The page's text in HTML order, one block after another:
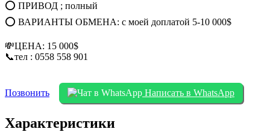
⭕ ПРИВОД ; полный
⭕ ВАРИАНТЫ ОБМЕНА: с моей доплатой 5-10 000$
💸ЦЕНА: 15 000$
📞тел : 0558 558 901
Позвонить Написать в WhatsApp
Характеристики